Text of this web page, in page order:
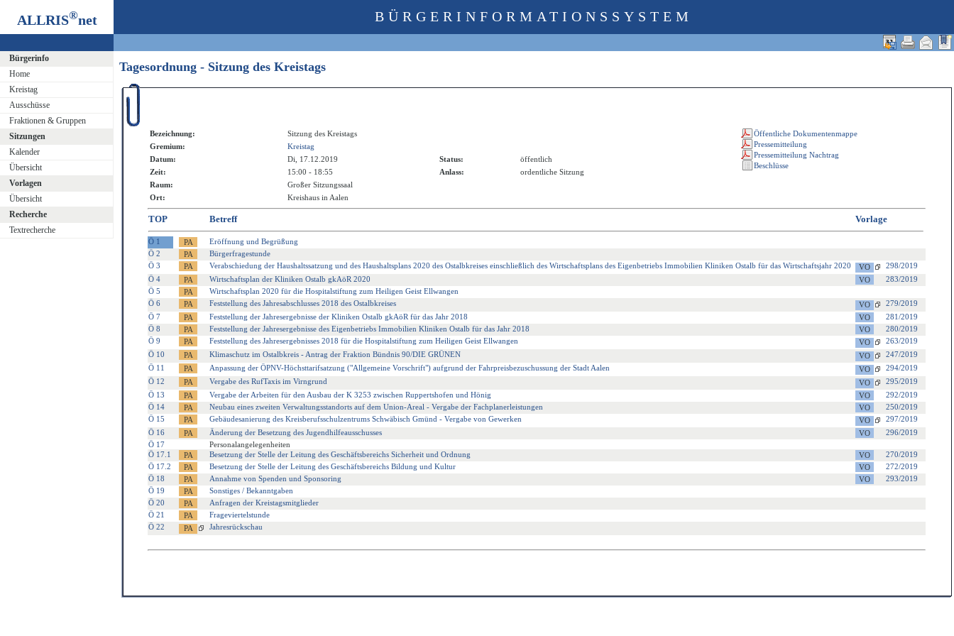
ALLRIS®net
Bürgerinfo
Home
Kreistag
Ausschüsse
Fraktionen & Gruppen
Sitzungen
Kalender
Übersicht
Vorlagen
Übersicht
Recherche
Textrecherche
BÜRGERINFORMATIONSSYSTEM
Tagesordnung - Sitzung des Kreistags
Bezeichnung:
Sitzung des Kreistags
Gremium:
Kreistag
Datum:
Di, 17.12.2019 Status:
öffentlich
Zeit:
15:00 - 18:55 Anlass:
ordentliche Sitzung
Raum:
Großer Sitzungssaal
Ort:
Kreishaus in Aalen
TOP Betreff Vorlage
Ö 1
Eröffnung und Begrüßung
Ö 2
Bürgerfragestunde
Ö 3
Verabschiedung der Haushaltssatzung und des Haushaltsplans 2020 des Ostalbkreises einschließlich des Wirtschaftsplans des Eigenbetriebs Immobilien Kliniken Ostalb für das Wirtschaftsjahr 2020
298/2019
Ö 4
Wirtschaftsplan der Kliniken Ostalb gkAöR 2020
283/2019
Ö 5
Wirtschaftsplan 2020 für die Hospitalstiftung zum Heiligen Geist Ellwangen
Ö 6
Feststellung des Jahresabschlusses 2018 des Ostalbkreises
279/2019
Ö 7
Feststellung der Jahresergebnisse der Kliniken Ostalb gkAöR für das Jahr 2018
281/2019
Ö 8
Feststellung der Jahresergebnisse des Eigenbetriebs Immobilien Kliniken Ostalb für das Jahr 2018
280/2019
Ö 9
Feststellung des Jahresergebnisses 2018 für die Hospitalstiftung zum Heiligen Geist Ellwangen
263/2019
Ö 10
Klimaschutz im Ostalbkreis - Antrag der Fraktion Bündnis 90/DIE GRÜNEN
247/2019
Ö 11
Anpassung der ÖPNV-Höchsttarifsatzung ("Allgemeine Vorschrift") aufgrund der Fahrpreisbezuschussung der Stadt Aalen
294/2019
Ö 12
Vergabe des RufTaxis im Virngrund
295/2019
Ö 13
Vergabe der Arbeiten für den Ausbau der K 3253 zwischen Ruppertshofen und Hönig
292/2019
Ö 14
Neubau eines zweiten Verwaltungsstandorts auf dem Union-Areal - Vergabe der Fachplanerleistungen
250/2019
Ö 15
Gebäudesanierung des Kreisberufsschulzentrums Schwäbisch Gmünd - Vergabe von Gewerken
297/2019
Ö 16
Änderung der Besetzung des Jugendhilfeausschusses
296/2019
Ö 17
Personalangelegenheiten
Ö 17.1
Besetzung der Stelle der Leitung des Geschäftsbereichs Sicherheit und Ordnung
270/2019
Ö 17.2
Besetzung der Stelle der Leitung des Geschäftsbereichs Bildung und Kultur
272/2019
Ö 18
Annahme von Spenden und Sponsoring
293/2019
Ö 19
Sonstiges / Bekanntgaben
Ö 20
Anfragen der Kreistagsmitglieder
Ö 21
Frageviertelstunde
Ö 22
Jahresrückschau